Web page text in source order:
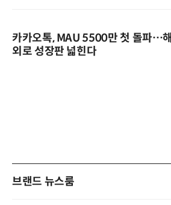
카카오톡, MAU 5500만 첫 돌파…해
외로 성장판 넓힌다
브랜드 뉴스룸